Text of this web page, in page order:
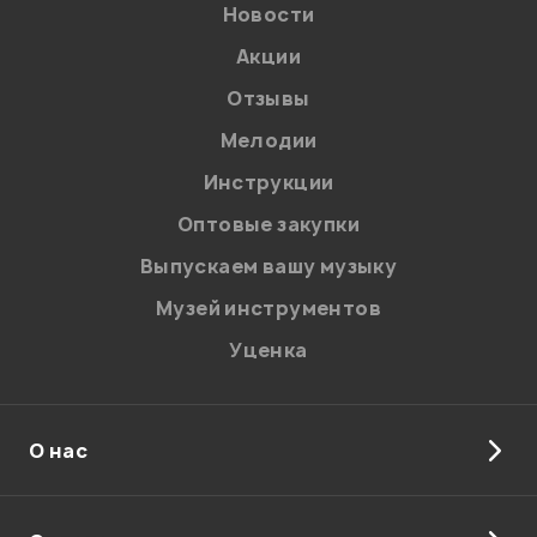
Новости
Акции
Отзывы
Мелодии
Инструкции
Оптовые закупки
Выпускаем вашу музыку
Музей инструментов
Уценка
О нас